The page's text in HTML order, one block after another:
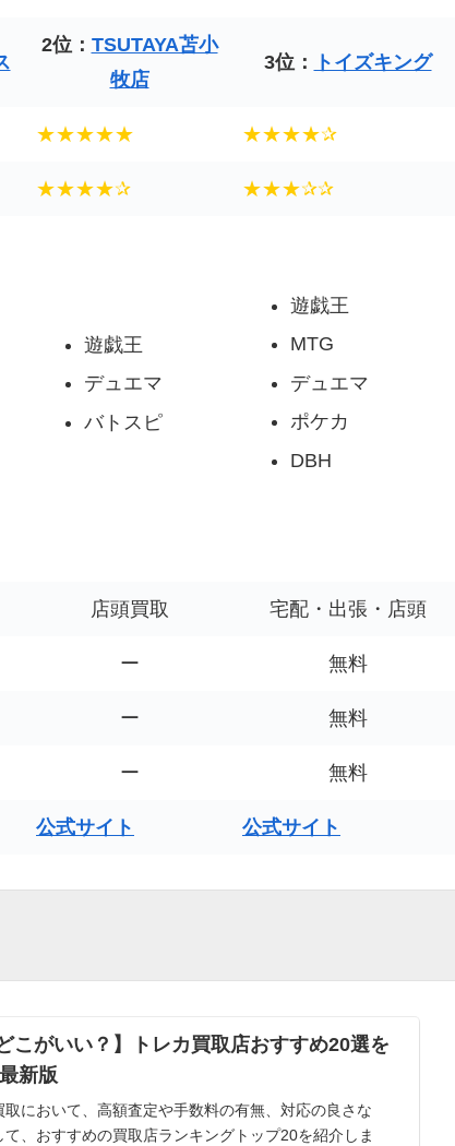
2位： TSUTAYA苫小
牧店
3位： トイズキング
★★★★★ ★★★★✰
★★★★✰ ★★★✰✰
遊戯王
デュエマ
バトスピ
遊戯王
MTG
デュエマ
ポケカ
DBH
店頭買取 宅配・出張・店頭
ー 無料
ー 無料
ー 無料
公式サイト 公式サイト
こがいい？】トレカ買取店おすすめ20選を
新版
取において、高額査定や手数料の有無、対応の良さな
、おすすめの買取店ランキングトップ20を紹介しま